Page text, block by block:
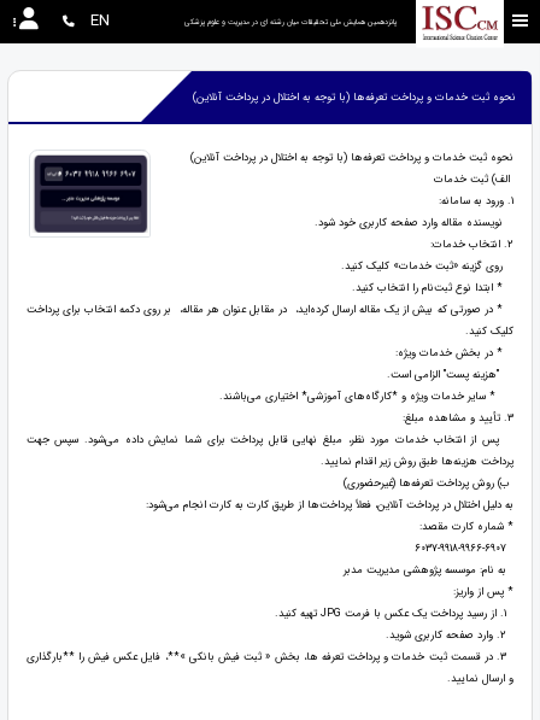
پانزدهمین همایش ملی تحقیقات میان رشته ای در مديريت و علوم پزشکی EN
نحوه ثبت خدمات و پرداخت تعرفه‌ها (با توجه به اختلال در پرداخت آنلاین)
نحوه ثبت خدمات و پرداخت تعرفه‌ها (با توجه به اختلال در پرداخت آنلاین)
الف) ثبت خدمات
1. ورود به سامانه:
نویسنده مقاله وارد صفحه کاربری خود شود.
2. انتخاب خدمات:
روی گزینه «ثبت خدمات» کلیک کنید.
* ابتدا نوع ثبت‌نام را انتخاب کنید.
* در صورتی که بیش از یک مقاله ارسال کرده‌اید، در مقابل عنوان هر مقاله، بر روی دکمه انتخاب برای پرداخت
کلیک کنید.
* در بخش خدمات ویژه:
"هزینه پست" الزامی است.
* سایر خدمات ویژه و *کارگاه‌های آموزشی* اختیاری می‌باشند.
3. تأیید و مشاهده مبلغ:
پس از انتخاب خدمات مورد نظر، مبلغ نهایی قابل پرداخت برای شما نمایش داده می‌شود. سپس جهت
پرداخت هزینه‌ها طبق روش‌ زیر اقدام نمایید.
ب) روش پرداخت تعرفه‌ها (غیرحضوری)
به دلیل اختلال در پرداخت آنلاین، فعلاً پرداخت‌ها از طریق کارت به کارت انجام می‌شود:
* شماره کارت مقصد:
به نام: موسسه پژوهشی مدیریت مدبر
* پس از واریز:
3. در قسمت ثبت خدمات و پرداخت تعرفه ها، بخش « ثبت فیش‌ بانکی »**، فایل عکس فیش را **بارگذاری
و ارسال نمایید.